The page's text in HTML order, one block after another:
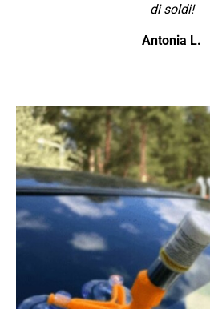
di soldi!
Antonia L.